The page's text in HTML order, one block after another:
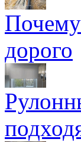
Почему
дорого